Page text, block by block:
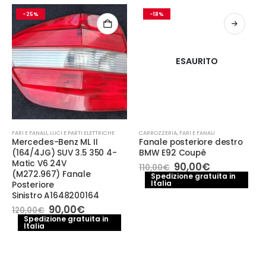
-25%
FARI E FANALI, LUCI E PARTI ELETTRICHE
Mercedes-Benz ML II
(164/4JG) SUV 3.5 350 4-
Matic V6 24V
(M272.967) Fanale
Posteriore
Sinistro A1648200164
120,00€ Il
prezzo
originale
90,00€Il
prezzo
attuale
Spedizione gratuita in
Italia
-18%
ESAURITO
CARROZZERIA, FARI E FANALI
Fanale posteriore destro
BMW E92 Coupè
110,00€ Il
prezzo
originale
90,00€Il
prezzo
attuale
Spedizione gratuita in
Italia